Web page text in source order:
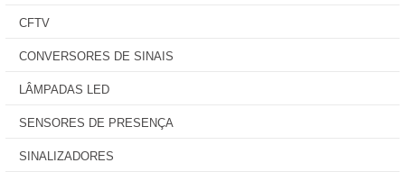
CFTV
CONVERSORES DE SINAIS
LÂMPADAS LED
SENSORES DE PRESENÇA
SINALIZADORES